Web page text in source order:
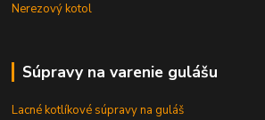
Nerezový kotol
Súpravy na varenie gulášu
Lacné kotlíkové súpravy na guláš